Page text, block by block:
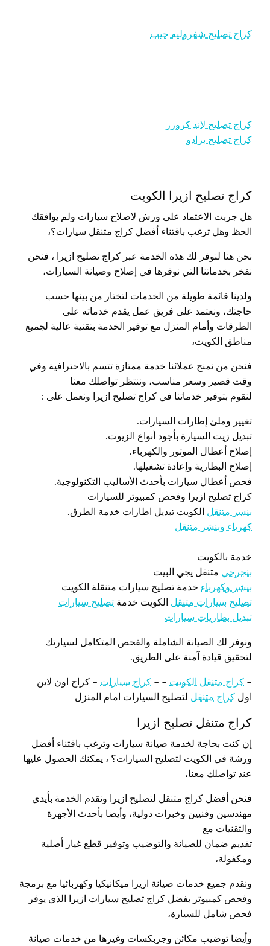
كراج تصليح شفروليه جيب
كراج تصليح لاند كروزر
كراج تصليح برادو
كراج تصليح ازيرا الكويت
هل جربت الاعتماد على ورش لاصلاح سيارات ولم يوافقك
الحظ وهل ترغب باقتناء أفضل كراج متنقل سيارات؟،
نحن هنا لنوفر لك هذه الخدمة عبر كراج تصليح ازيرا ، فنحن
نفخر بخدماتنا التي نوفرها في إصلاح وصيانة السيارات،
ولدينا قائمة طويلة من الخدمات لتختار من بينها حسب
حاجتك، ونعتمد على فريق عمل يقدم خدماته على
الطرقات وأمام المنزل مع توفير الخدمة بتقنية عالية لجميع
مناطق الكويت،
فنحن من نمنح عملائنا خدمة ممتازة تتسم بالاحترافية وفي
وقت قصير وسعر مناسب، وننتظر تواصلك معنا
لنقوم بتوفير خدماتنا في كراج تصليح ازيرا ونعمل على :
تغيير وملئ إطارات السيارات.
تبديل زيت السيارة بأجود أنواع الزيوت.
إصلاح أعطال الموتور والكهرباء.
إصلاح البطارية وإعادة تشغيلها.
فحص أعطال سيارات بأحدث الأساليب التكنولوجية.
كراج تصليح ازيرا وفحص كمبيوتر للسيارات
بنسر متنقل الكويت تبديل اطارات خدمة الطرق.
كهرباء وبنشر متنقل
خدمة بالكويت
بنجرجي متنقل يجي البيت
بنشر وكهرباء خدمة تصليح سيارات متنقلة الكويت
تصليح سيارات متنقل الكويت خدمة تصليح سيارات
تبديل بطاريات سيارات
ونوفر لك الصيانة الشاملة والفحص المتكامل لسيارتك
لتحقيق قيادة آمنة على الطريق.
– كراج متنقل الكويت – – كراج سيارات – كراج اون لاين
اول كراج متنقل لتصليح السيارات امام المنزل
كراج متنقل تصليح ازيرا
إن كنت بحاجة لخدمة صيانة سيارات وترغب باقتناء أفضل
ورشة في الكويت لتصليح السيارات؟ ، يمكنك الحصول عليها
عند تواصلك معنا،
فنحن أفضل كراج متنقل لتصليح ازيرا ونقدم الخدمة بأيدي
مهندسين وفنيين وخبرات دولية، وأيضا بأحدث الأجهزة
والتقنيات مع
تقديم ضمان للصيانة والتوضيب وتوفير قطع غيار أصلية
ومكفولة،
ونقدم جميع خدمات صيانة ازيرا ميكانيكيا وكهربائيا مع برمجة
وفحص كمبيوتر بفضل كراج تصليح سيارات ازيرا الذي يوفر
فحص شامل للسيارة،
وأيضا توضيب مكائن وجربكسات وغيرها من خدمات صيانة